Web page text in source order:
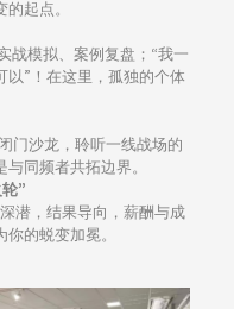
起点。
战模拟、案例复盘；“我一
”！在这里，孤独的个体
门沙龙，聆听一线战场的
同频者共拓边界。
”
潜，结果导向，薪酬与成
的蜕变加冕。